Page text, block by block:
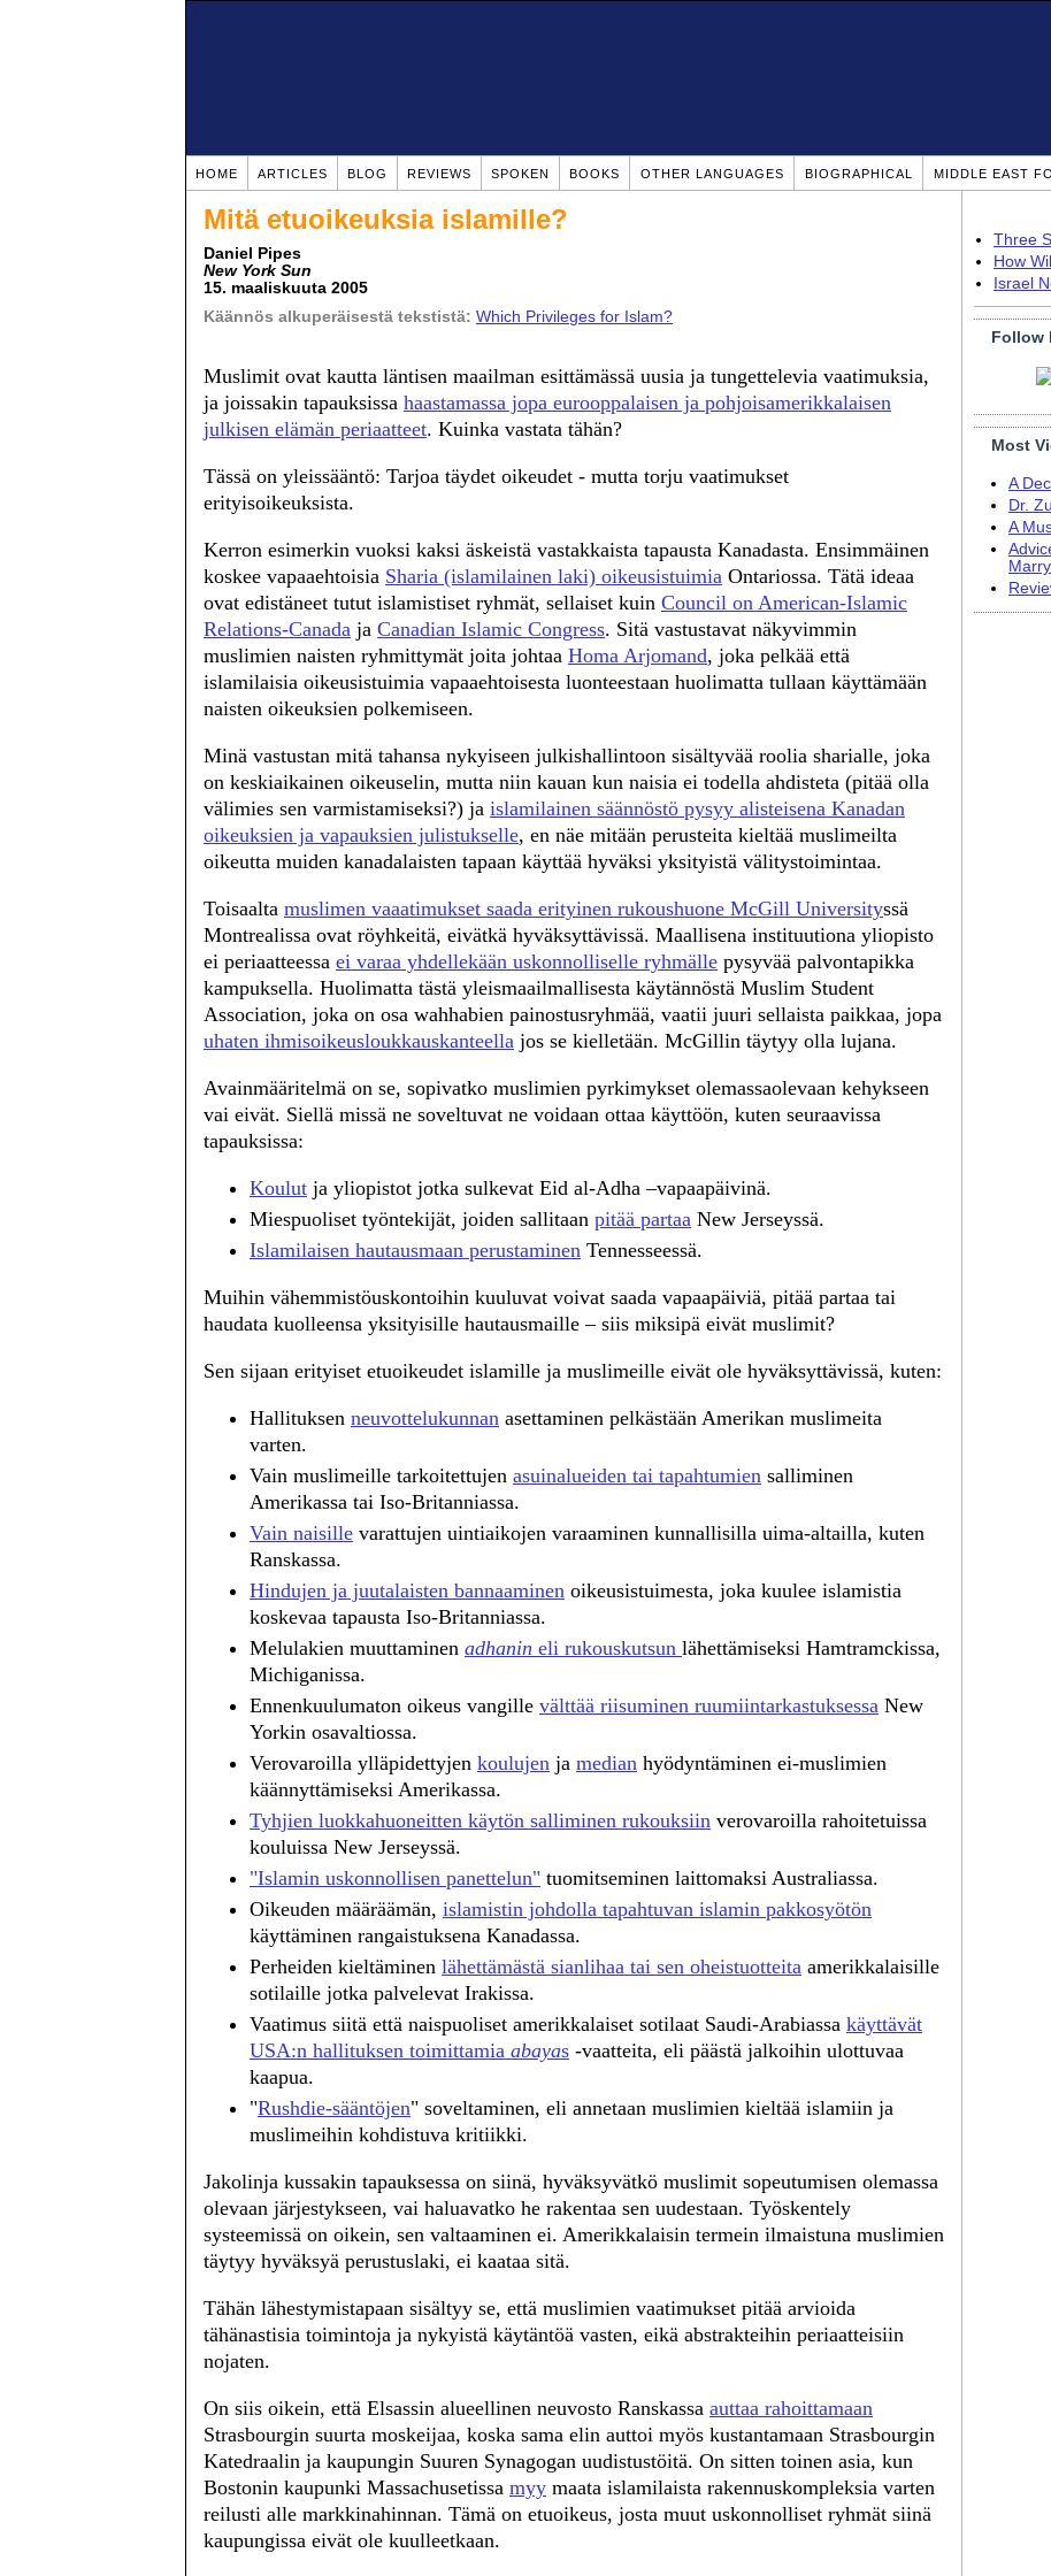
HOME ARTICLES BLOG REVIEWS SPOKEN BOOKS OTHER LANGUAGES BIOGRAPHICAL MIDDLE EAST
Mitä etuoikeuksia islamille?
Daniel Pipes
New York Sun
15. maaliskuuta 2005
Käännös alkuperäisestä tekstistä: Which Privileges for Islam?
Muslimit ovat kautta läntisen maailman esittämässä uusia ja tungettelevia vaatimuksia,
ja joissakin tapauksissa haastamassa jopa eurooppalaisen ja pohjoisamerikkalaisen
julkisen elämän periaatteet. Kuinka vastata tähän?
Tässä on yleissääntö: Tarjoa täydet oikeudet - mutta torju vaatimukset
erityisoikeuksista.
Kerron esimerkin vuoksi kaksi äskeistä vastakkaista tapausta Kanadasta. Ensimmäinen
koskee vapaaehtoisia Sharia (islamilainen laki) oikeusistuimia Ontariossa. Tätä ideaa
ovat edistäneet tutut islamistiset ryhmät, sellaiset kuin Council on American-Islamic
Relations-Canada ja Canadian Islamic Congress. Sitä vastustavat näkyvimmin
muslimien naisten ryhmittymät joita johtaa Homa Arjomand, joka pelkää että
islamilaisia oikeusistuimia vapaaehtoisesta luonteestaan huolimatta tullaan käyttämään
naisten oikeuksien polkemiseen.
Minä vastustan mitä tahansa nykyiseen julkishallintoon sisältyvää roolia sharialle, joka
on keskiaikainen oikeuselin, mutta niin kauan kun naisia ei todella ahdisteta (pitää olla
välimies sen varmistamiseksi?) ja islamilainen säännöstö pysyy alisteisena Kanadan
oikeuksien ja vapauksien julistukselle, en näe mitään perusteita kieltää muslimeilta
oikeutta muiden kanadalaisten tapaan käyttää hyväksi yksityistä välitystoimintaa.
Toisaalta muslimen vaaatimukset saada erityinen rukoushuone McGill Universityssä
Montrealissa ovat röyhkeitä, eivätkä hyväksyttävissä. Maallisena instituutiona yliopisto
ei periaatteessa ei varaa yhdellekään uskonnolliselle ryhmälle pysyvää palvontapikka
kampuksella. Huolimatta tästä yleismaailmallisesta käytännöstä Muslim Student
Association, joka on osa wahhabien painostusryhmää, vaatii juuri sellaista paikkaa, jopa
uhaten ihmisoikeusloukkauskanteella jos se kielletään. McGillin täytyy olla lujana.
Avainmääritelmä on se, sopivatko muslimien pyrkimykset olemassaolevaan kehykseen
vai eivät. Siellä missä ne soveltuvat ne voidaan ottaa käyttöön, kuten seuraavissa
tapauksissa:
Koulut ja yliopistot jotka sulkevat Eid al-Adha –vapaapäivinä.
Miespuoliset työntekijät, joiden sallitaan pitää partaa New Jerseyssä.
Islamilaisen hautausmaan perustaminen Tennesseessä.
Muihin vähemmistöuskontoihin kuuluvat voivat saada vapaapäiviä, pitää partaa tai
haudata kuolleensa yksityisille hautausmaille – siis miksipä eivät muslimit?
Sen sijaan erityiset etuoikeudet islamille ja muslimeille eivät ole hyväksyttävissä, kuten:
Hallituksen neuvottelukunnan asettaminen pelkästään Amerikan muslimeita
varten.
Vain muslimeille tarkoitettujen asuinalueiden tai tapahtumien salliminen
Amerikassa tai Iso-Britanniassa.
Vain naisille varattujen uintiaikojen varaaminen kunnallisilla uima-altailla, kuten
Ranskassa.
Hindujen ja juutalaisten bannaaminen oikeusistuimesta, joka kuulee islamistia
koskevaa tapausta Iso-Britanniassa.
Melulakien muuttaminen adhanin eli rukouskutsun lähettämiseksi Hamtramckissa,
Michiganissa.
Ennenkuulumaton oikeus vangille välttää riisuminen ruumiintarkastuksessa New
Yorkin osavaltiossa.
Verovaroilla ylläpidettyjen koulujen ja median hyödyntäminen ei-muslimien
käännyttämiseksi Amerikassa.
Tyhjien luokkahuoneitten käytön salliminen rukouksiin verovaroilla rahoitetuissa
kouluissa New Jerseyssä.
"Islamin uskonnollisen panettelun" tuomitseminen laittomaksi Australiassa.
Oikeuden määräämän, islamistin johdolla tapahtuvan islamin pakkosyötön
käyttäminen rangaistuksena Kanadassa.
Perheiden kieltäminen lähettämästä sianlihaa tai sen oheistuotteita amerikkalaisille
sotilaille jotka palvelevat Irakissa.
Vaatimus siitä että naispuoliset amerikkalaiset sotilaat Saudi-Arabiassa käyttävät
USA:n hallituksen toimittamia abayas -vaatteita, eli päästä jalkoihin ulottuvaa
kaapua.
"Rushdie-sääntöjen" soveltaminen, eli annetaan muslimien kieltää islamiin ja
muslimeihin kohdistuva kritiikki.
Jakolinja kussakin tapauksessa on siinä, hyväksyvätkö muslimit sopeutumisen olemassa
olevaan järjestykseen, vai haluavatko he rakentaa sen uudestaan. Työskentely
systeemissä on oikein, sen valtaaminen ei. Amerikkalaisin termein ilmaistuna muslimien
täytyy hyväksyä perustuslaki, ei kaataa sitä.
Tähän lähestymistapaan sisältyy se, että muslimien vaatimukset pitää arvioida
tähänastisia toimintoja ja nykyistä käytäntöä vasten, eikä abstrakteihin periaatteisiin
nojaten.
On siis oikein, että Elsassin alueellinen neuvosto Ranskassa auttaa rahoittamaan
Strasbourgin suurta moskeijaa, koska sama elin auttoi myös kustantamaan Strasbourgin
Katedraalin ja kaupungin Suuren Synagogan uudistustöitä. On sitten toinen asia, kun
Bostonin kaupunki Massachusetissa myy maata islamilaista rakennuskompleksia varten
reilusti alle markkinahinnan. Tämä on etuoikeus, josta muut uskonnolliset ryhmät siinä
kaupungissa eivät ole kuulleetkaan.
Three
How
Israel
Follow
Most
A
Dr.
A